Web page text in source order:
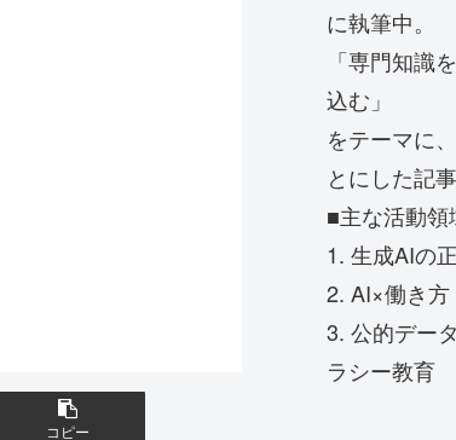
コピー
に執筆中。
「専門知識
込む」
をテーマに
とにした記
■主な活動領
1. 生成AIの
2. AI×働き
3. 公的デー
ラシー教育